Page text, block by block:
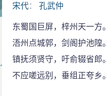
宋代：孔武仲
东蜀国巨屏，梓州天一方。
浯州点城郭，剑阁护池隍。
镇抚须贤守，吁俞辍省郎。
不应嗟远别，垂组正夸乡。